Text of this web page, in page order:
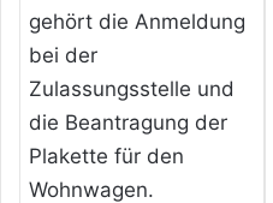
gehört die Anmeldung
bei der
Zulassungsstelle und
die Beantragung der
Plakette für den
Wohnwagen.